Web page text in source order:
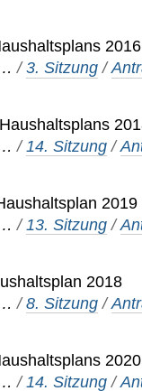
2016
/3. Sitzung /
/14. Sitzung /
2019
/ 13. Sitzung /
2018
/8. Sitzung /
2020
/ 14. Sitzung /